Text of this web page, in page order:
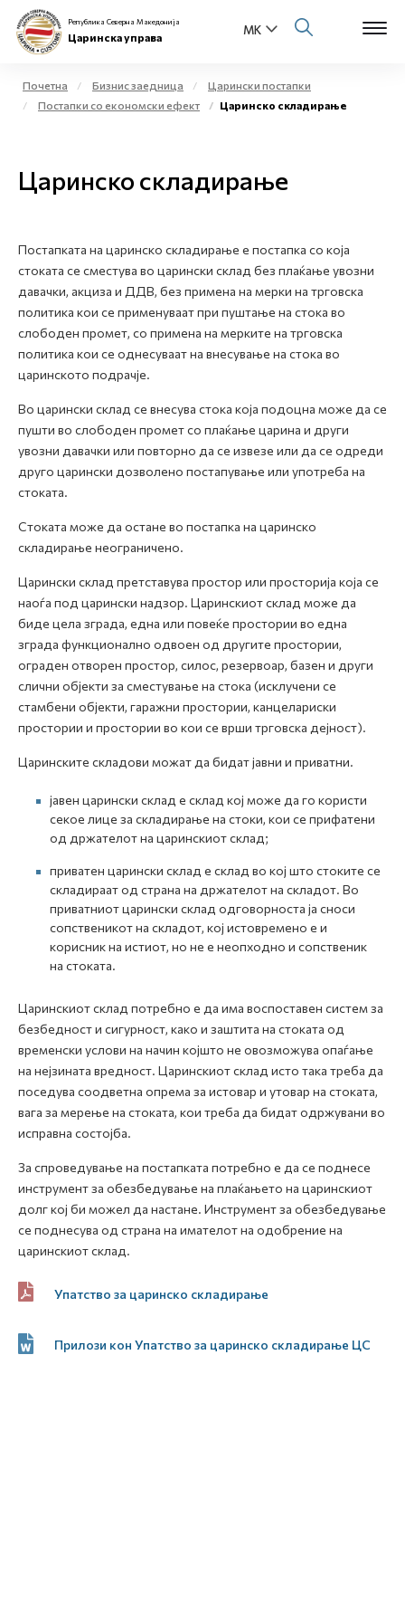
Физички лица
Е-Царина
Open
Медиа центар
Контакт
Е-Весник
Република Северна Македонија
Царинска управа
Почетна Бизнис заедница
Царински постапки
Постапки со економски ефект
Царинско складирање
Царинско складирање
Постапката на царинско складирање е постапка со која
стоката се сместува во царински склад без плаќање увозни
давачки, акциза и ДДВ, без примена на мерки на трговска
политика кои се применуваат при пуштање на стока во
слободен промет, со примена на мерките на трговска
политика кои се однесуваат на внесување на стока во
царинското подрачје.
Во царински склад се внесува стока која подоцна може да се
пушти во слободен промет со плаќање царина и други
увозни давачки или повторно да се извезе или да се одреди
друго царински дозволено постапување или употреба на
стоката.
Стоката може да остане во постапка на царинско
складирање неограничено.
Царински склад претставува простор или просторија која се
наоѓа под царински надзор. Царинскиот склад може да
биде цела зграда, една или повеќе простории во една
зграда функционално одвоен од другите простории,
ограден отворен простор, силос, резервоар, базен и други
слични објекти за сместување на стока (исклучени се
стамбени објекти, гаражни простории, канцелариски
простории и простории во кои се врши трговска дејност).
Царинските складови можат да бидат јавни и приватни.
јавен царински склад е склад кој може да го користи
секое лице за складирање на стоки, кои се прифатени
од држателот на царинскиот склад;
приватен царински склад е склад во кој што стоките се
складираат од страна на држателот на складот. Во
приватниот царински склад одговорноста ја сноси
сопственикот на складот, кој истовремено е и
корисник на истиот, но не е неопходно и сопственик
на стоката.
Царинскиот склад потребно е да има воспоставен систем за
безбедност и сигурност, како и заштита на стоката од
временски услови на начин којшто не овозможува опаѓање
на нејзината вредност. Царинскиот склад исто така треба да
поседува соодветна опрема за истовар и утовар на стоката,
вага за мерење на стоката, кои треба да бидат одржувани во
исправна состојба.
За спроведување на постапката потребно е да се поднесе
инструмент за обезбедување на плаќањето на царинскиот
долг кој би можел да настане. Инструмент за обезбедување
се поднесува од страна на имателот на одобрение на
царинскиот склад.
Упатство за царинско складирање
Прилози кон Упатство за царинско складирање ЦС